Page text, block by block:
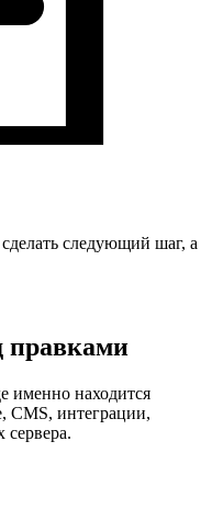
следующий шаг, а
правками
именно находится
CMS, интеграции,
сервера.